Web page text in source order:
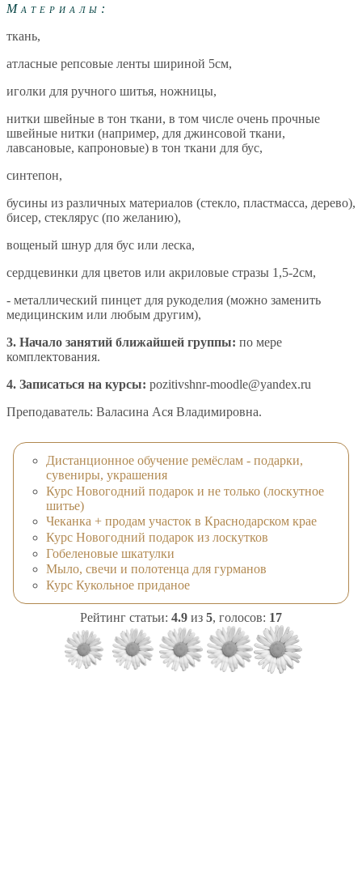
Материалы:
ткань,
атласные репсовые ленты шириной 5см,
иголки для ручного шитья, ножницы,
нитки швейные в тон ткани, в том числе очень прочные
швейные нитки (например, для джинсовой ткани,
лавсановые, капроновые) в тон ткани для бус,
синтепон,
бусины из различных материалов (стекло, пластмасса, дерево),
бисер, стеклярус (по желанию),
вощеный шнур для бус или леска,
сердцевинки для цветов или акриловые стразы 1,5-2см,
- металлический пинцет для рукоделия (можно заменить
медицинским или любым другим),
3. Начало занятий ближайшей группы: по мере
комплектования.
4. Записаться на курсы: pozitivshnr-moodle@yandex.ru
Преподаватель: Валасина Ася Владимировна.
Дистанционное обучение ремёслам - подарки,
сувениры, украшения
Курс Новогодний подарок и не только (лоскутное
шитье)
Чеканка + продам участок в Краснодарском крае
Курс Новогодний подарок из лоскутков
Гобеленовые шкатулки
Мыло, свечи и полотенца для гурманов
Курс Кукольное приданое
Рейтинг статьи: 4.9 из 5, голосов: 17